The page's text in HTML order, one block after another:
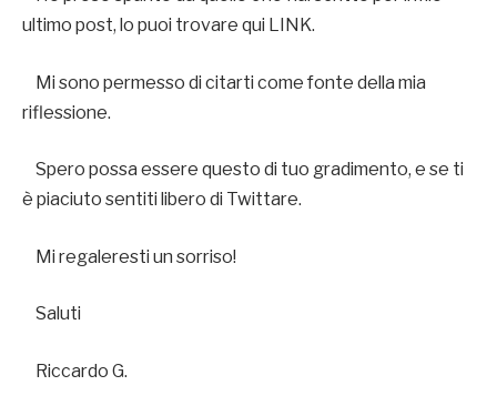
ultimo post, lo puoi trovare qui LINK.
Mi sono permesso di citarti come fonte della mia
riflessione.
Spero possa essere questo di tuo gradimento, e se ti
è piaciuto sentiti libero di Twittare.
Mi regaleresti un sorriso!
Saluti
Riccardo G.